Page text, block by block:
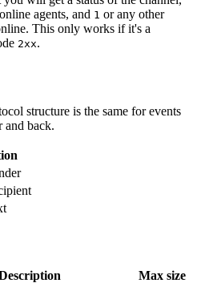
agents, and 1 or any other
This only works if it's a
2xx.
structure is the same for events
and back.
Max size